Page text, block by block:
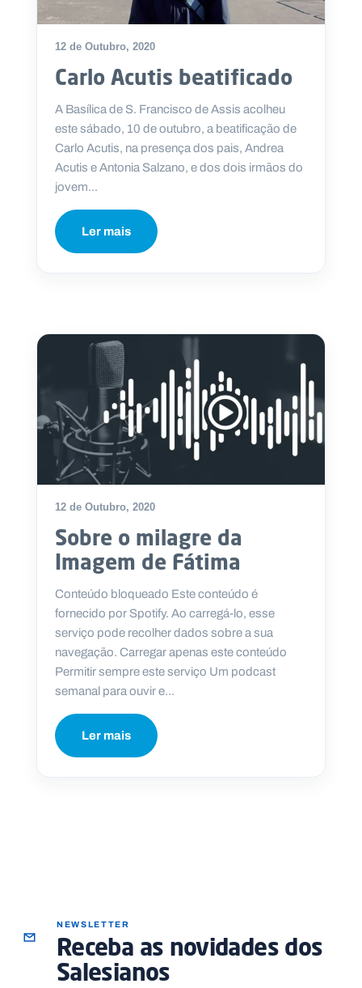
12 de Outubro, 2020
Carlo Acutis beatificado
A Basílica de S. Francisco de Assis acolheu
este sábado, 10 de outubro, a beatificação de
Carlo Acutis, na presença dos pais, Andrea
Acutis e Antonia Salzano, e dos dois irmãos do
jovem...
Ler mais
12 de Outubro, 2020
Sobre o milagre da
Imagem de Fátima
Conteúdo bloqueado Este conteúdo é
fornecido por Spotify. Ao carregá-lo, esse
serviço pode recolher dados sobre a sua
navegação. Carregar apenas este conteúdo
Permitir sempre este serviço Um podcast
semanal para ouvir e...
Ler mais
NEWSLETTER
Receba as novidades dos
Salesianos